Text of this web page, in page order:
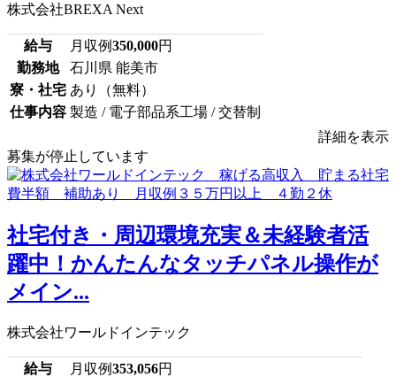
株式会社BREXA Next
給与 月収例350,000円
勤務地
石川県 能美市
寮・社宅 あり（無料）
仕事内容 製造 / 電子部品系工場 / 交替制
詳細を表示
募集が停止しています
社宅付き・周辺環境充実＆未経験者活
躍中！かんたんなタッチパネル操作が
メイン...
株式会社ワールドインテック
給与 月収例353,056円